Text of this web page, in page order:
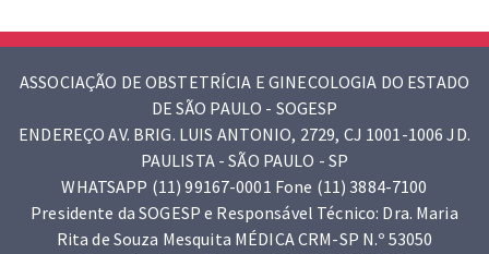
ASSOCIAÇÃO DE OBSTETRÍCIA E GINECOLOGIA DO ESTADO
DE SÃO PAULO - SOGESP
ENDEREÇO AV. BRIG. LUIS ANTONIO, 2729, CJ 1001-1006 JD.
PAULISTA - SÃO PAULO - SP
WHATSAPP (11) 99167-0001 Fone (11) 3884-7100
Presidente da SOGESP e Responsável Técnico: Dra. Maria
Rita de Souza Mesquita MÉDICA CRM-SP N.º 53050